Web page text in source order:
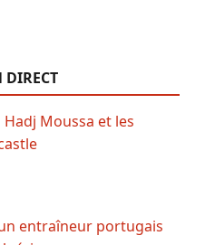
DIRECT
Moussa et les
entraîneur portugais